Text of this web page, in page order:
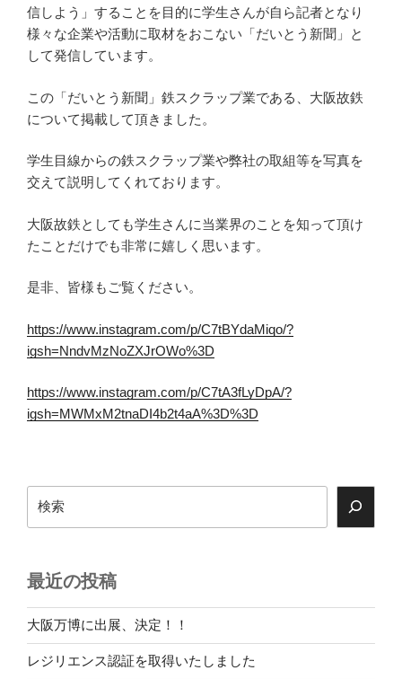
信しよう」することを目的に学生さんが自ら記者となり
様々な企業や活動に取材をおこない「だいとう新聞」と
して発信しています。
この「だいとう新聞」鉄スクラップ業である、大阪故鉄
について掲載して頂きました。
学生目線からの鉄スクラップ業や弊社の取組等を写真を
交えて説明してくれております。
大阪故鉄としても学生さんに当業界のことを知って頂け
たことだけでも非常に嬉しく思います。
是非、皆様もご覧ください。
https://www.instagram.com/p/C7tBYdaMiqo/?
igsh=NndvMzNoZXJrOWo%3D
https://www.instagram.com/p/C7tA3fLyDpA/?
igsh=MWMxM2tnaDI4b2t4aA%3D%3D
最近の投稿
大阪万博に出展、決定！！
レジリエンス認証を取得いたしました